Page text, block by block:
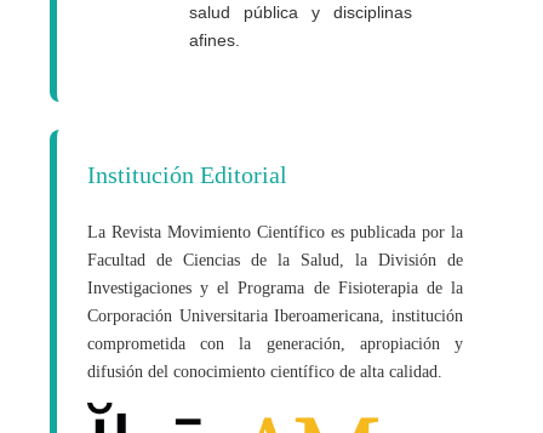
salud pública y disciplinas
afines.
Institución Editorial
La Revista Movimiento Científico es publicada por la
Facultad de Ciencias de la Salud, la División de
Investigaciones y el Programa de Fisioterapia de la
Corporación Universitaria Iberoamericana, institución
comprometida con la generación, apropiación y
difusión del conocimiento científico de alta calidad.